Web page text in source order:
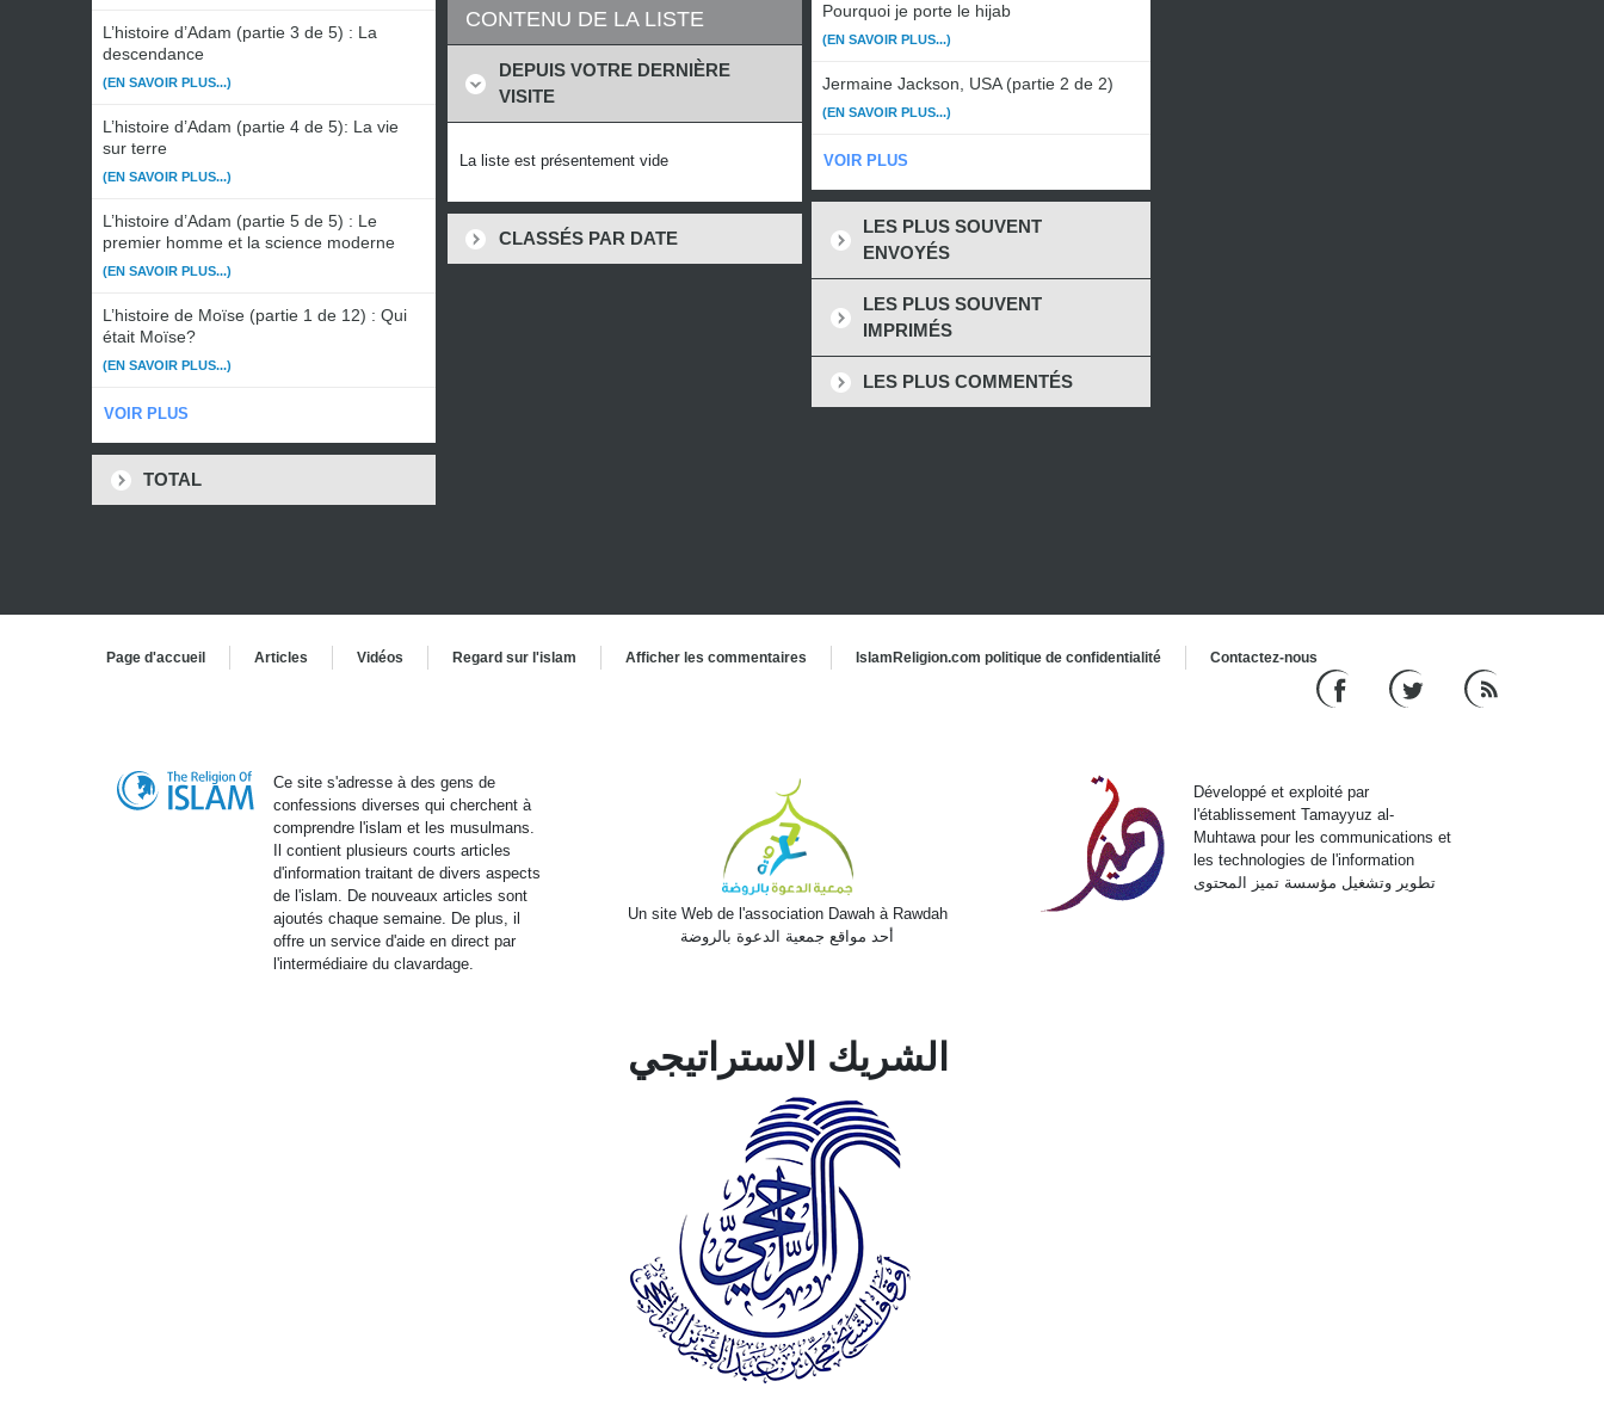
L’histoire d’Adam (partie 3 de 5) : La
descendance
(EN SAVOIR PLUS...)
L’histoire d’Adam (partie 4 de 5): La vie
sur terre
(EN SAVOIR PLUS...)
L’histoire d’Adam (partie 5 de 5) : Le
premier homme et la science moderne
(EN SAVOIR PLUS...)
L’histoire de Moïse (partie 1 de 12) : Qui
était Moïse?
(EN SAVOIR PLUS...)
VOIR PLUS
TOTAL
CONTENU DE LA LISTE
DEPUIS VOTRE DERNIÈRE
VISITE
La liste est présentement vide
CLASSÉS PAR DATE
Pourquoi je porte le hijab
(EN SAVOIR PLUS...)
Jermaine Jackson, USA (partie 2 de 2)
(EN SAVOIR PLUS...)
VOIR PLUS
LES PLUS SOUVENT
ENVOYÉS
LES PLUS SOUVENT
IMPRIMÉS
LES PLUS COMMENTÉS
Page d'accueil Articles Vidéos Regard sur l'islam Afficher les commentaires IslamReligion.com politique de confidentialité Contactez-nous
Ce site s'adresse à des gens de
confessions diverses qui cherchent à
comprendre l'islam et les musulmans.
Il contient plusieurs courts articles
d'information traitant de divers aspects
de l'islam. De nouveaux articles sont
ajoutés chaque semaine. De plus, il
offre un service d'aide en direct par
l'intermédiaire du clavardage.
Un site Web de l'association Dawah à Rawdah
أحد مواقع جمعية الدعوة بالروضة
Développé et exploité par
l'établissement Tamayyuz al-
Muhtawa pour les communications et
les technologies de l'information
تطوير وتشغيل مؤسسة تميز المحتوى
الشريك الاستراتيجي